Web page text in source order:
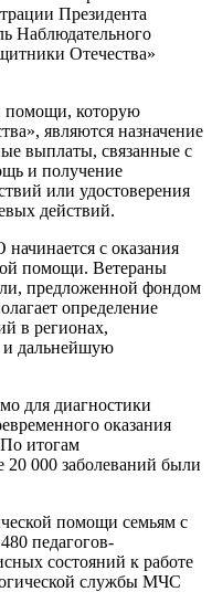
Президента
Наблюдательного
Отечества»
помощи, которую
являются назначение
выплаты, связанные с
и получение
или удостоверения
действий.
с оказания
помощи. Ветераны
предложенной фондом
определение
в регионах,
и дальнейшую
для диагностики
оказания
итогам
20 000 заболеваний были
помощи семьям с
педагогов-
состояний к работе
службы МЧС